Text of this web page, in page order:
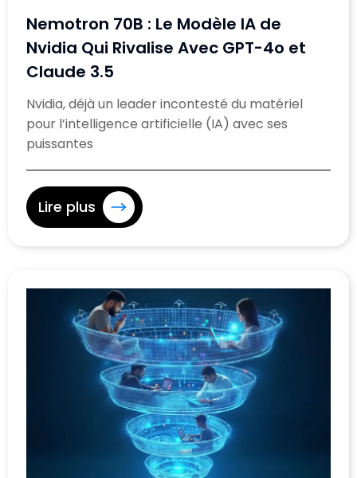
Nemotron 70B : Le Modèle IA de
Nvidia Qui Rivalise Avec GPT-4o et
Claude 3.5
Nvidia, déjà un leader incontesté du matériel
pour l’intelligence artificielle (IA) avec ses
puissantes
Lire plus